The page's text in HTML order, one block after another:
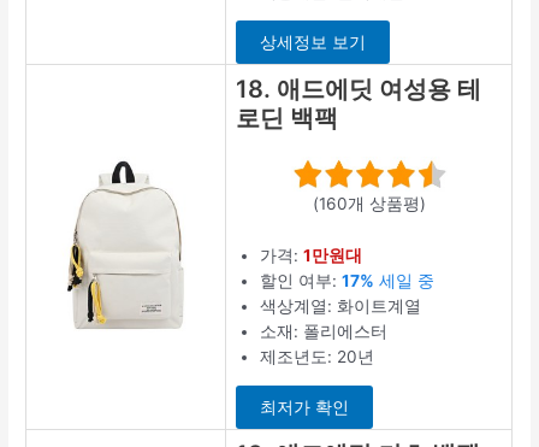
상세정보 보기
18. 애드에딧 여성용 테
로딘 백팩
(160개 상품평)
가격:1만원대
할인 여부:17% 세일 중
색상계열: 화이트계열
소재: 폴리에스터
제조년도: 20년
최저가 확인